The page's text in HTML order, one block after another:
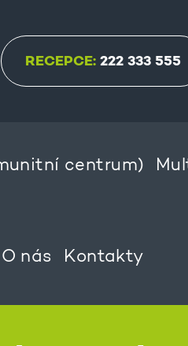
RECEPCE: 222 333 555
centrum)
O nás Kontakty